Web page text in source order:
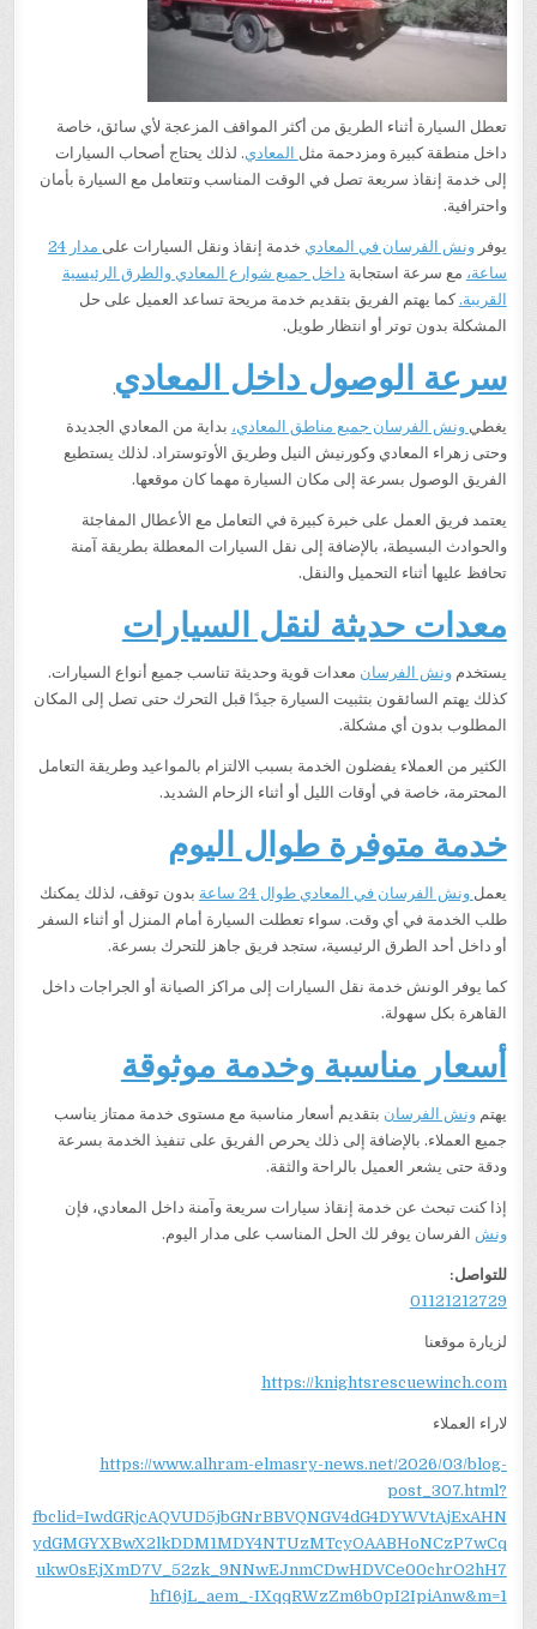
تعطل السيارة أثناء الطريق من أكثر المواقف المزعجة لأي سائق، خاصة
داخل منطقة كبيرة ومزدحمة مثل المعادي. لذلك يحتاج أصحاب السيارات
إلى خدمة إنقاذ سريعة تصل في الوقت المناسب وتتعامل مع السيارة بأمان
واحترافية.
يوفرونش الفرسان في المعادي خدمة إنقاذ ونقل السيارات على
مدار 24
ساعة، مع سرعة استجابة داخل جميع شوارع المعادي والطرق الرئيسية
القريبة.كما يهتم الفريق بتقديم خدمة مريحة تساعد العميل على حل
المشكلة بدون توتر أو انتظار طويل.
سرعة الوصول داخل المعادي
يغطي ونش الفرسان جميع مناطق المعادي، بداية من المعادي الجديدة
وحتى زهراء المعادي وكورنيش النيل وطريق الأوتوستراد. لذلك يستطيع
الفريق الوصول بسرعة إلى مكان السيارة مهما كان موقعها.
يعتمد فريق العمل على خبرة كبيرة في التعامل مع الأعطال المفاجئة
والحوادث البسيطة، بالإضافة إلى نقل السيارات المعطلة بطريقة آمنة
تحافظ عليها أثناء التحميل والنقل.
معدات حديثة لنقل السيارات
يستخدمونش الفرسان معدات قوية وحديثة تناسب جميع أنواع السيارات.
كذلك يهتم السائقون بتثبيت السيارة جيدًا قبل التحرك حتى تصل إلى المكان
المطلوب بدون أي مشكلة.
الكثير من العملاء يفضلون الخدمة بسبب الالتزام بالمواعيد وطريقة التعامل
المحترمة، خاصة في أوقات الليل أو أثناء الزحام الشديد.
خدمة متوفرة طوال اليوم
يعمل ونش الفرسان في المعادي طوال 24 ساعة
بدون توقف، لذلك يمكنك
طلب الخدمة في أي وقت. سواء تعطلت السيارة أمام المنزل أو أثناء السفر
أو داخل أحد الطرق الرئيسية، ستجد فريق جاهز للتحرك بسرعة.
كما يوفر الونش خدمة نقل السيارات إلى مراكز الصيانة أو الجراجات داخل
القاهرة بكل سهولة.
أسعار مناسبة وخدمة موثوقة
يهتمونش الفرسان بتقديم أسعار مناسبة مع مستوى خدمة ممتاز يناسب
جميع العملاء. بالإضافة إلى ذلك يحرص الفريق على تنفيذ الخدمة بسرعة
ودقة حتى يشعر العميل بالراحة والثقة.
إذا كنت تبحث عن خدمة إنقاذ سيارات سريعة وآمنة داخل المعادي، فإن
ونش الفرسان يوفر لك الحل المناسب على مدار اليوم.
للتواصل:
01121212729
لزيارة موقعنا
https://knightsrescuewinch.com
لاراء العملاء
https://www.alhram-elmasry-news.net/2026/03/blog-
post_307.html?
fbclid=IwdGRjcAQVUD5jbGNrBBVQNGV4dG4DYWVtAjExAHN
ydGMGYXBwX2lkDDM1MDY4NTUzMTcyOAABHoNCzP7wCq
ukw0sEjXmD7V_52zk_9NNwEJnmCDwHDVCe00chrO2hH7
hf16jL_aem_-IXqqRWzZm6b0pI2IpiAnw&m=1